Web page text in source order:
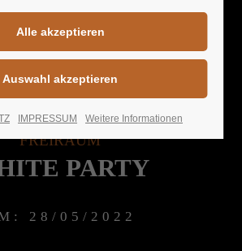
sit amet:
FREIRAUM
PARTY
28/05/2022
IMPRESSUM Weitere Informationen